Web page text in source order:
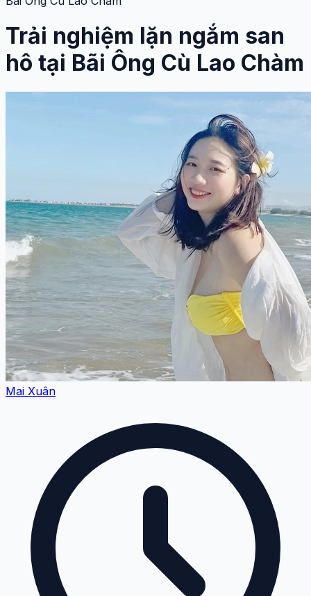
Trải nghiệm lặn ngắm san
hô tại Bãi Ông Cù Lao Chàm
Mai Xuân